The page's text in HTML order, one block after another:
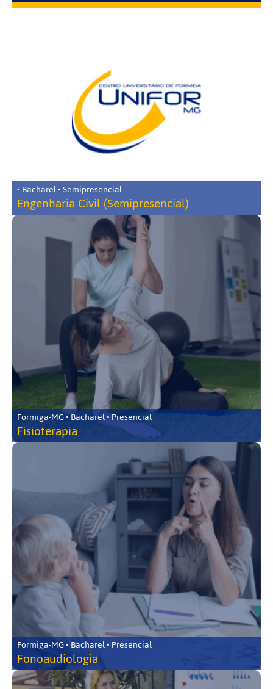
• Bacharel • Semipresencial
Engenharia Civil (Semipresencial)
Formiga-MG • Bacharel • Presencial
Fisioterapia
Formiga-MG • Bacharel • Presencial
Fonoaudiologia